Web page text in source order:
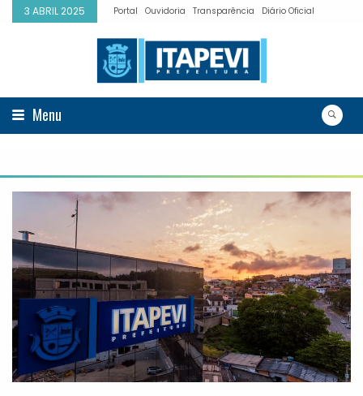
3 ABRIL 2025 Portal Ouvidoria Transparência Diário Oficial
Menu